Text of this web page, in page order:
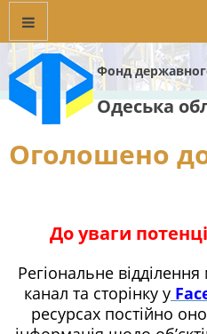
Фонд
Одеська
Оголошено
.
До уваги
Регіональне
канал та сторінку у
ресурсах постійно